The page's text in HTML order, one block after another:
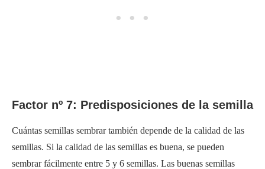
Factor nº 7: Predisposiciones de la semilla
Cuántas semillas sembrar también depende de la calidad de las
semillas. Si la calidad de las semillas es buena, se pueden
sembrar fácilmente entre 5 y 6 semillas. Las buenas semillas